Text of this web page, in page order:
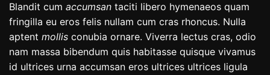
Blandit cum accumsan taciti libero hymenaeos quam
fringilla eu eros felis nullam cum cras rhoncus. Nulla
aptent mollis conubia ornare. Viverra lectus cras, odio
nam massa bibendum quis habitasse quisque vivamus
id ultrices urna accumsan eros ultrices ultrices ligula